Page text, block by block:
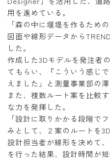
用を進めている。
「森の中に堰堤を作るため
図面や線形データから
した。
作成した3Dモデルを発注者
てもらい、『こういう感じ
えました」と測量事業部の澤
また、複数ルート案を比較
な力を発揮した。
「設計に取りかかる段階で
みとして、２案のルートを
設計担当者が線形を決めて
を行った結果、設計時間が